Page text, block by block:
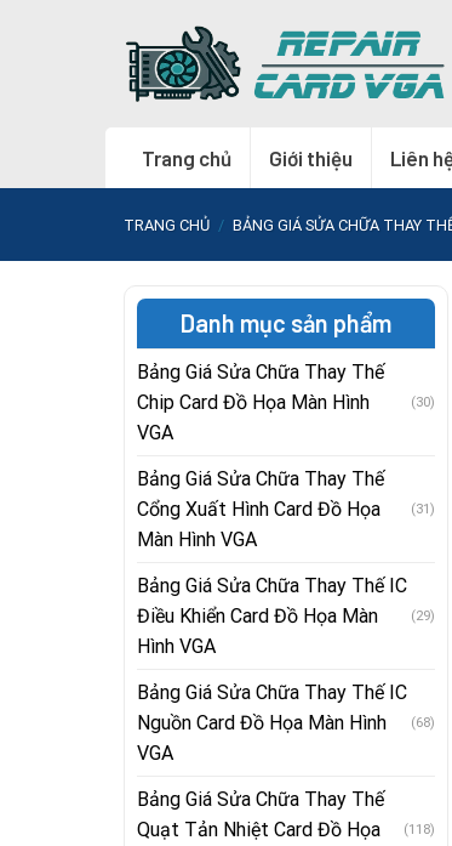
Trang chủ Giới thiệu Liên
TRANG CHỦ / BẢNG GIÁ SỬA CHỮA THAY
Danh mục sản phẩm
Bảng Giá Sửa Chữa Thay Thế
Chip Card Đồ Họa Màn Hình
VGA
(30)
Bảng Giá Sửa Chữa Thay Thế
Cổng Xuất Hình Card Đồ Họa
Màn Hình VGA
(31)
Bảng Giá Sửa Chữa Thay Thế IC
Điều Khiển Card Đồ Họa Màn
Hình VGA
(29)
Bảng Giá Sửa Chữa Thay Thế IC
Nguồn Card Đồ Họa Màn Hình
VGA
(68)
Bảng Giá Sửa Chữa Thay Thế
Quạt Tản Nhiệt Card Đồ Họa
(118)